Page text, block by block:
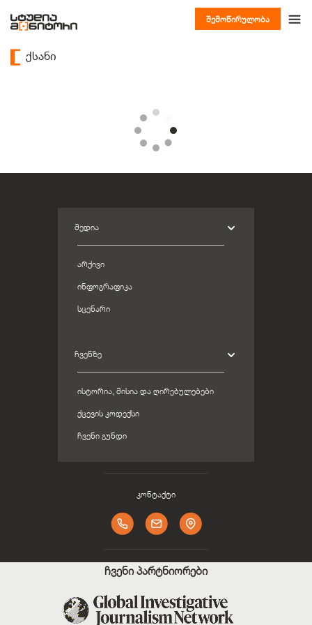
შემოწირულობა
ქსანი
ᲛᲔᲓᲘᲐ
ᲐᲠᲥᲘᲕᲘ
ᲘᲜᲤᲝᲒᲠᲐᲤᲘᲙᲐ
ᲡᲪᲔᲜᲐᲠᲘ
ᲩᲕᲔᲜᲖᲔ
ᲘᲡᲢᲝᲠᲘᲐ, ᲛᲘᲡᲘᲐ ᲓᲐ ᲦᲘᲠᲔᲑᲣᲚᲔᲑᲔᲑᲘ
ᲥᲪᲔᲕᲘᲡ ᲙᲝᲓᲔᲥᲡᲘ
ᲩᲕᲔᲜᲘ ᲒᲣᲜᲓᲘ
კონტაქტი
ჩვენი პარტნიორები